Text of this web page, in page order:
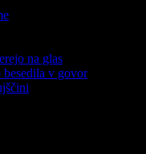
na glas
besedila v govor